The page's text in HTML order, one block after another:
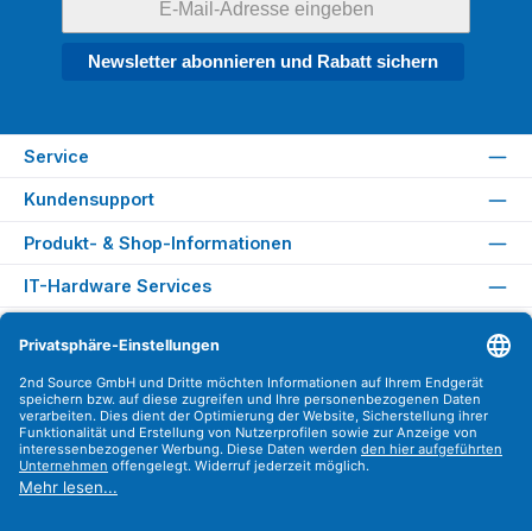
Newsletter abonnieren und Rabatt sichern
Service
Kundensupport
Produkt- & Shop-Informationen
IT-Hardware Services
Versandarten
Zahlungsarten
Sicher Einkaufen
Find us on